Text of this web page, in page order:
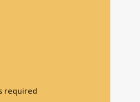
required